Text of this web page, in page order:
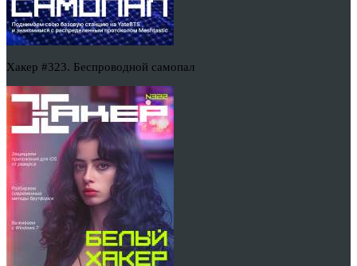
Хакер #323. Беспроводной самопал